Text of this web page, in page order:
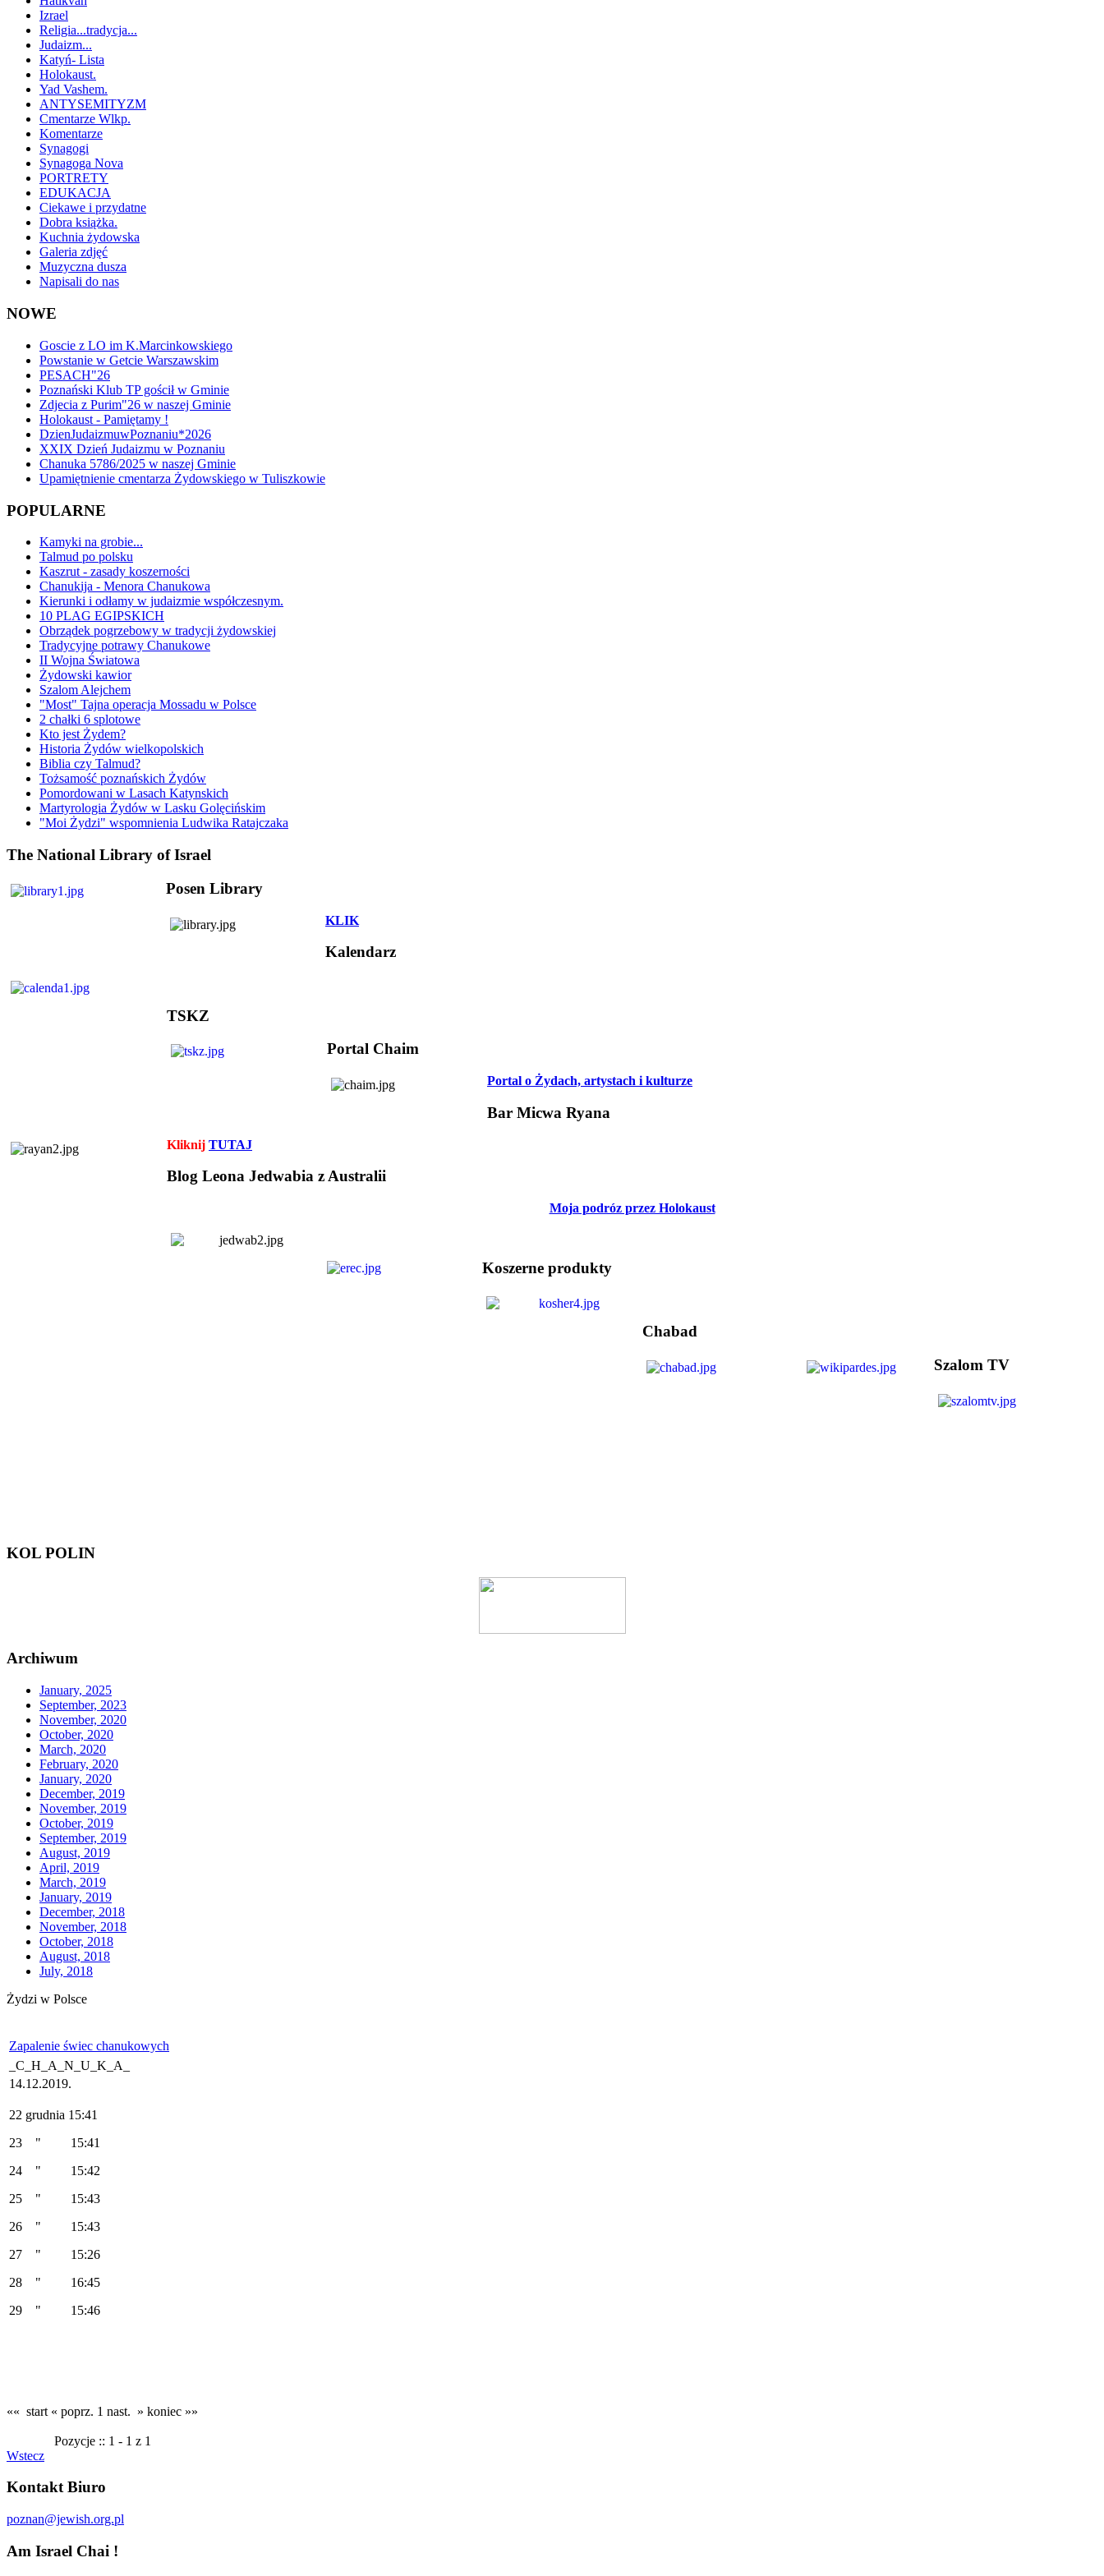
Izrael
Religia...tradycja...
Judaizm...
Katyń- Lista
Holokaust.
Yad Vashem.
ANTYSEMITYZM
Cmentarze Wlkp.
Komentarze
Synagogi
Synagoga Nova
PORTRETY
EDUKACJA
Ciekawe i przydatne
Dobra książka.
Kuchnia żydowska
Galeria zdjęć
Muzyczna dusza
Napisali do nas
NOWE
Goscie z LO im K.Marcinkowskiego
Powstanie w Getcie Warszawskim
PESACH"26
Poznański Klub TP gościł w Gminie
Zdjecia z Purim"26 w naszej Gminie
Holokaust - Pamiętamy !
DzienJudaizmuwPoznaniu*2026
XXIX Dzień Judaizmu w Poznaniu
Chanuka 5786/2025 w naszej Gminie
Upamiętnienie cmentarza Żydowskiego w Tuliszkowie
POPULARNE
Kamyki na grobie...
Talmud po polsku
Kaszrut - zasady koszerności
Chanukija - Menora Chanukowa
Kierunki i odłamy w judaizmie współczesnym.
10 PLAG EGIPSKICH
Obrządek pogrzebowy w tradycji żydowskiej
Tradycyjne potrawy Chanukowe
II Wojna Światowa
Żydowski kawior
Szalom Alejchem
"Most" Tajna operacja Mossadu w Polsce
2 chałki 6 splotowe
Kto jest Żydem?
Historia Żydów wielkopolskich
Biblia czy Talmud?
Tożsamość poznańskich Żydów
Pomordowani w Lasach Katynskich
Martyrologia Żydów w Lasku Golęcińskim
"Moi Żydzi" wspomnienia Ludwika Ratajczaka
The National Library of Israel
Posen Library
KLIK
Kalendarz
TSKZ
Portal Chaim
Portal o Żydach, artystach i kulturze
Bar Micwa Ryana
Kliknij TUTAJ
Blog Leona Jedwabia z Australii
Moja podróz przez Holokaust
Koszerne produkty
Chabad
Szalom TV
KOL POLIN
Archiwum
January, 2025
September, 2023
November, 2020
October, 2020
March, 2020
February, 2020
January, 2020
December, 2019
November, 2019
October, 2019
September, 2019
August, 2019
April, 2019
March, 2019
January, 2019
December, 2018
November, 2018
October, 2018
August, 2018
July, 2018
Żydzi w Polsce
Zapalenie świec chanukowych
_C_H_A_N_U_K_A_
14.12.2019.
22 grudnia 15:41
23 " 15:41
24 " 15:42
25 " 15:43
26 " 15:43
27 " 15:26
28 " 16:45
29 " 15:46
«« start « poprz. 1 nast. » koniec »»
Pozycje :: 1 - 1 z 1
Wstecz
Kontakt Biuro
poznan@jewish.org.pl
Am Israel Chai !